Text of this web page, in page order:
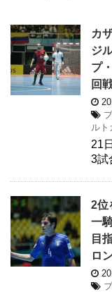
カ
ジ
プ
回
ルト
21
3試
2位
一
目
ロ